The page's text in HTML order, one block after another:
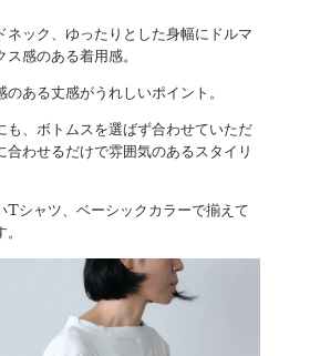
ネック、ゆったりとした身幅にドルマ
感のある着用感。
のある丈感がうれしいポイント。
も、ボトムスを選ばず合わせていただ
合わせるだけで雰囲気のあるスタイリ
Tシャツ、ベーシックカラーで揃えて